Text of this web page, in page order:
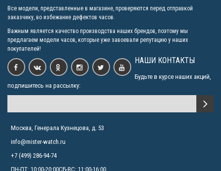
Все модели, представленные в магазине, проверяются перед отправкой
заказчику, во избежание дефектов часов.
Важным является качество производства наших брендов, поэтому мы
предлагаем модели часов, которые уже завоевали репутацию у наших
покупателей!
НАШИ КОНТАКТЫ
Будьте в курсе наших акций,
подпишитесь на рассылку:
Москва, Генерала Кузнецова, д. 53
info@mister-watch.ru
+7 (499) 286-94-74
ПН-ПТ: 10:00-20:00СБ-ВС: 11:00-16:00